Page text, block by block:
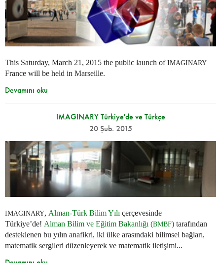
This Saturday, March 21, 2015 the public launch ofIMAGINARY
France will be held in Marseille.
Devamını oku
IMAGINARY Türkiye'de ve Türkçe
20 Şub. 2015
IMAGINARY, Alman-Türk Bilim Yılı çerçevesinde
Türkiye’de! Alman Bilim ve Eğitim Bakanlığı (BMBF) tarafından
desteklenen bu yılın anafikri, iki ülke arasındaki bilimsel bağları,
matematik sergileri düzenleyerek ve matematik iletişimi...